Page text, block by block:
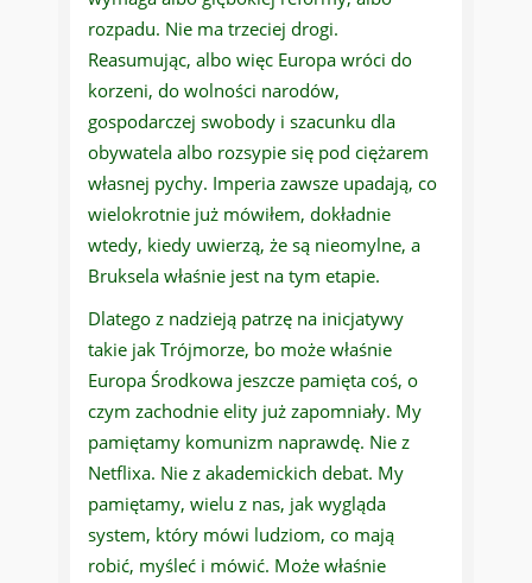
rozpadu. Nie ma trzeciej drogi.
Reasumując, albo więc Europa wróci do
korzeni, do wolności narodów,
gospodarczej swobody i szacunku dla
obywatela albo rozsypie się pod ciężarem
własnej pychy. Imperia zawsze upadają, co
wielokrotnie już mówiłem, dokładnie
wtedy, kiedy uwierzą, że są nieomylne, a
Bruksela właśnie jest na tym etapie.
Dlatego z nadzieją patrzę na inicjatywy
takie jak Trójmorze, bo może właśnie
Europa Środkowa jeszcze pamięta coś, o
czym zachodnie elity już zapomniały. My
pamiętamy komunizm naprawdę. Nie z
Netflixa. Nie z akademickich debat. My
pamiętamy, wielu z nas, jak wygląda
system, który mówi ludziom, co mają
robić, myśleć i mówić. Może właśnie